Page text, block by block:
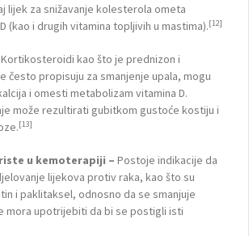
lijek za snižavanje kolesterola ometa
(kao i drugih vitamina topljivih u mastima).[12]
Kortikosteroidi kao što je prednizon i
često propisuju za smanjenje upala, mogu
i omesti metabolizam vitamina D.
može rezultirati gubitkom gustoće kostiju i
[13]
u kemoterapiji –Postoje indikacije da
lijekova protiv raka, kao što su
i paklitaksel, odnosno da se smanjuje
mora upotrijebiti da bi se postigli isti